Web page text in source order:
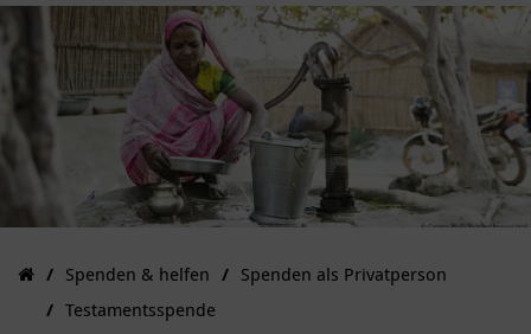
Spenden & helfen
Spenden als Privatperson
Testamentsspende